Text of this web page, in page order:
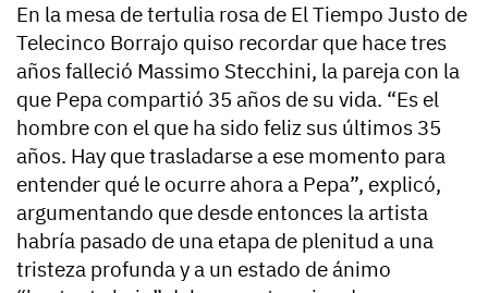
En la mesa de tertulia rosa de El Tiempo Justo de
Telecinco Borrajo quiso recordar que hace tres
años falleció Massimo Stecchini, la pareja con la
que Pepa compartió 35 años de su vida. “Es el
hombre con el que ha sido feliz sus últimos 35
años. Hay que trasladarse a ese momento para
entender qué le ocurre ahora a Pepa”, explicó,
argumentando que desde entonces la artista
habría pasado de una etapa de plenitud a una
tristeza profunda y a un estado de ánimo